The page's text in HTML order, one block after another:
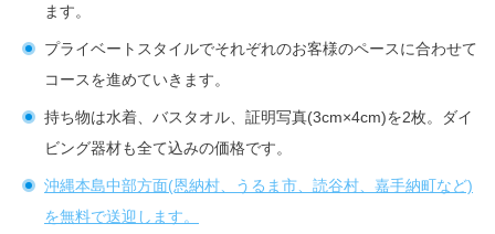
ます。
プライベートスタイルでそれぞれのお客様のペースに合わせて
コースを進めていきます。
持ち物は水着、バスタオル、証明写真(3cm×4cm)を2枚。ダイ
ビング器材も全て込みの価格です。
沖縄本島中部方面(恩納村、うるま市、読谷村、嘉手納町など)
を無料で送迎します。